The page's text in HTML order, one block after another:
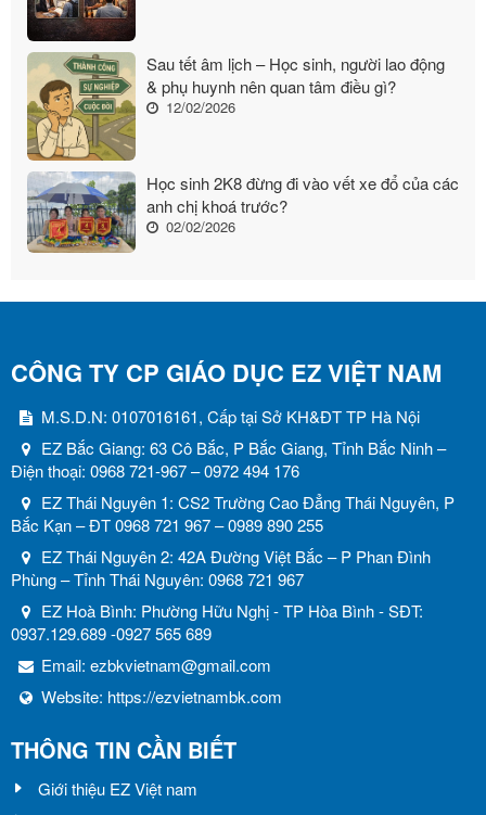
Sau tết âm lịch – Học sinh, người lao động
& phụ huynh nên quan tâm điều gì?
12/02/2026
Học sinh 2K8 đừng đi vào vết xe đổ của các
anh chị khoá trước?
02/02/2026
CÔNG TY CP GIÁO DỤC EZ VIỆT NAM
M.S.D.N: 0107016161, Cấp tại Sở KH&ĐT TP Hà Nội
EZ Bắc Giang: 63 Cô Bắc, P Bắc Giang, Tỉnh Bắc Ninh –
Điện thoại: 0968 721-967 – 0972 494 176
EZ Thái Nguyên 1: CS2 Trường Cao Đẳng Thái Nguyên, P
Bắc Kạn – ĐT 0968 721 967 – 0989 890 255
EZ Thái Nguyên 2: 42A Đường Việt Bắc – P Phan Đình
Phùng – Tỉnh Thái Nguyên: 0968 721 967
EZ Hoà Bình: Phường Hữu Nghị - TP Hòa Bình - SĐT:
0937.129.689 -0927 565 689
Email: ezbkvietnam@gmail.com
Website: https://ezvietnambk.com
THÔNG TIN CẦN BIẾT
Giới thiệu EZ Việt nam